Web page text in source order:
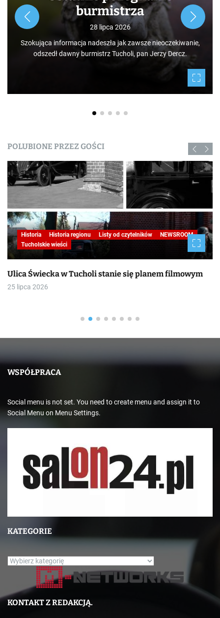
burmistrza
28 lipca 2026
Szokująca informacja nadeszła jak zawsze nieoczekiwanie,
odszedł dawny burmistrz Tucholi, pan Jerzy Dercz.
POLUBIONE PRZEZ GOŚCI
Historia Historia regionu Listy od czytelników
NEWSROOM
Tucholskie wieści
Ulica Świecka w Tucholi stanie się planem filmowym
25 lipca 2026
WSPÓŁPRACA
Social menu is not set. You need to create menu and assign it to
Social Menu on Menu Settings.
KATEGORIE
K
e
KONTAKT Z REDAKCJĄ.